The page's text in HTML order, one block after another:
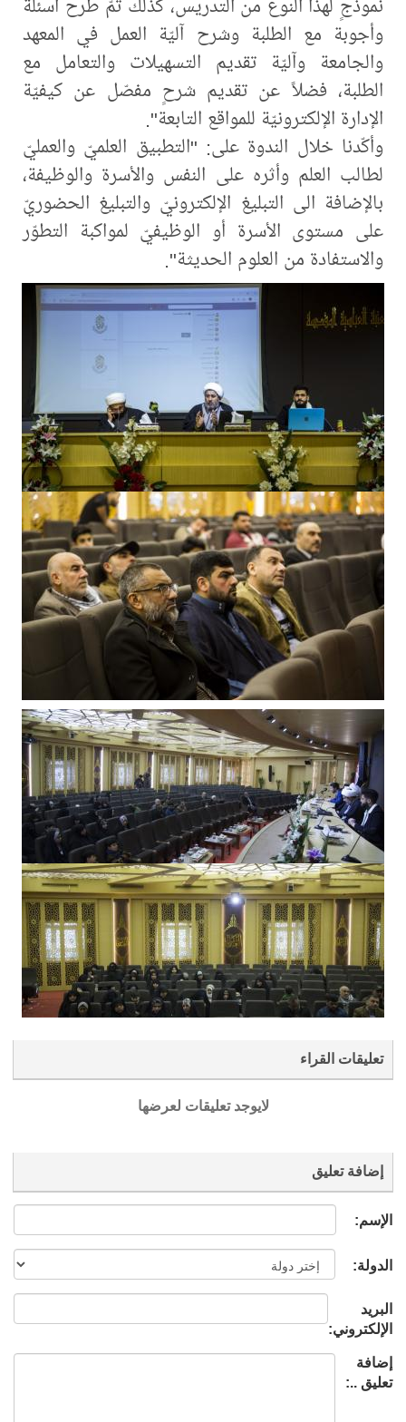
نموذجٍ لهذا النوع من التدريس، كذلك تمّ طرح أسئلة
وأجوبة مع الطلبة وشرح آليّة العمل في المعهد
والجامعة وآليّة تقديم التسهيلات والتعامل مع
الطلبة، فضلاً عن تقديم شرحٍ مفصّل عن كيفيّة
الإدارة الإلكترونيّة للمواقع التابعة".
وأكّدنا خلال الندوة على: "التطبيق العلميّ والعمليّ
لطالب العلم وأثره على النفس والأسرة والوظيفة،
بالإضافة الى التبليغ الإلكترونيّ والتبليغ الحضوريّ
على مستوى الأسرة أو الوظيفيّ لمواكبة التطوّر
والاستفادة من العلوم الحديثة".
تعليقات القراء
لايوجد تعليقات لعرضها
إضافة تعليق
الإسم:
الدولة:
البريد
الإلكتروني:
إضافة
تعليق ..: